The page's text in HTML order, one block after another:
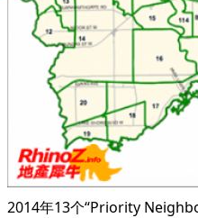
2014年13个“Priority